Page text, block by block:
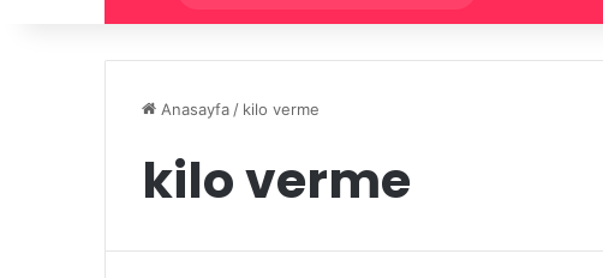
Anasayfa / kilo verme
kilo verme